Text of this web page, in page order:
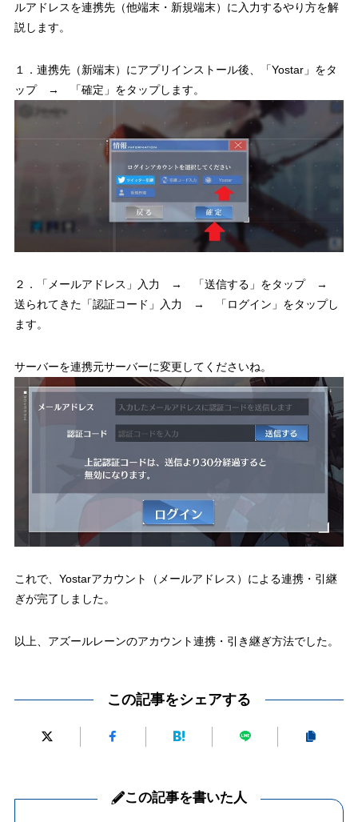
ルアドレスを連携先（他端末・新規端末）に入力するやり方を解
説します。
１．連携先（新端末）にアプリインストール後、「Yostar」をタ
ップ → 「確定」をタップします。
２．「メールアドレス」入力 → 「送信する」をタップ →
送られてきた「認証コード」入力 → 「ログイン」をタップし
ます。
サーバーを連携元サーバーに変更してくださいね。
これで、Yostarアカウント（メールアドレス）による連携・引継
ぎが完了しました。
以上、アズールレーンのアカウント連携・引き継ぎ方法でした。
この記事をシェアする
この記事を書いた人